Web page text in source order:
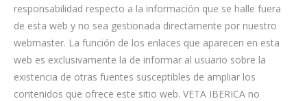
responsabilidad respecto a la información que se halle fuera
de esta web y no sea gestionada directamente por nuestro
webmaster. La función de los enlaces que aparecen en esta
web es exclusivamente la de informar al usuario sobre la
existencia de otras fuentes susceptibles de ampliar los
contenidos que ofrece este sitio web. VETA IBERICA no